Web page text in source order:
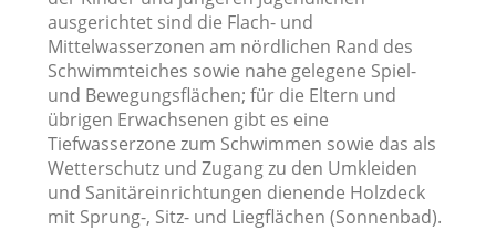
ausgerichtet sind die Flach- und
Mittelwasserzonen am nördlichen Rand des
Schwimmteiches sowie nahe gelegene Spiel-
und Bewegungsflächen; für die Eltern und
übrigen Erwachsenen gibt es eine
Tiefwasserzone zum Schwimmen sowie das als
Wetterschutz und Zugang zu den Umkleiden
und Sanitäreinrichtungen dienende Holzdeck
mit Sprung-, Sitz- und Liegflächen (Sonnenbad).